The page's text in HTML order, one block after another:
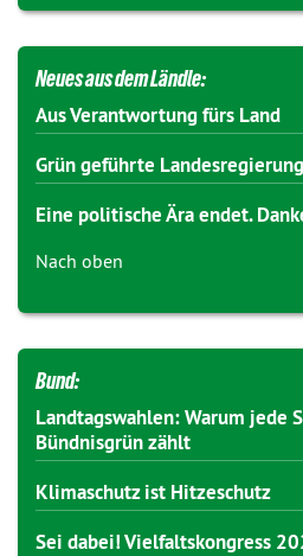
Neues aus dem Ländle:
Aus Verantwortung fürs Land
Grün geführte Landesregierung
Eine politische Ära endet.
Nach oben
Bund:
Landtagswahlen: Warum jede
Bündnisgrün zählt
Klimaschutz ist Hitzeschutz
Sei dabei! Vielfaltskongress